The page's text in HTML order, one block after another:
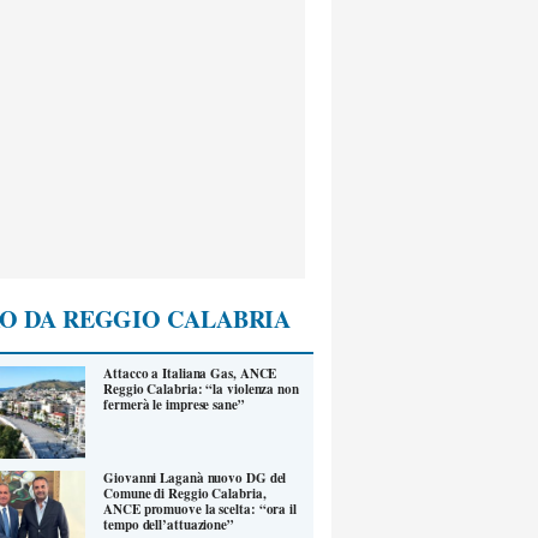
DA REGGIO CALABRIA
Attacco a Italiana Gas, ANCE
Reggio Calabria: “la violenza non
fermerà le imprese sane”
Giovanni Laganà nuovo DG del
Comune di Reggio Calabria,
ANCE promuove la scelta: “ora il
tempo dell’attuazione”